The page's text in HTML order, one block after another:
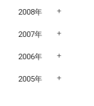
2008年
2007年
2006年
2005年